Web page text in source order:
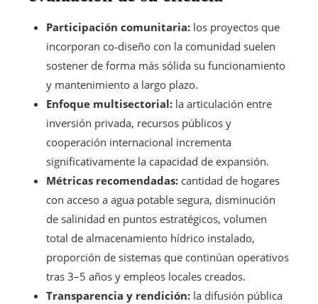
Participación comunitaria: los proyectos que
incorporan co‑diseño con la comunidad suelen
sostener de forma más sólida su funcionamiento
y mantenimiento a largo plazo.
Enfoque multisectorial: la articulación entre
inversión privada, recursos públicos y
cooperación internacional incrementa
significativamente la capacidad de expansión.
Métricas recomendadas: cantidad de hogares
con acceso a agua potable segura, disminución
de salinidad en puntos estratégicos, volumen
total de almacenamiento hídrico instalado,
proporción de sistemas que continúan operativos
tras 3–5 años y empleos locales creados.
Transparencia y rendición: la difusión pública